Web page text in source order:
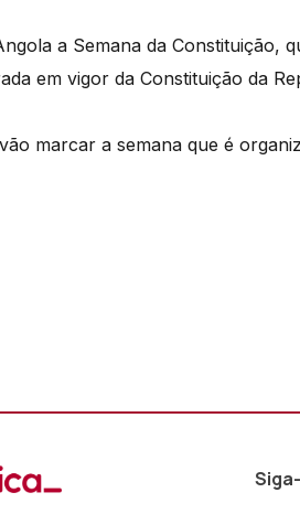
a Semana da Constituição,
em vigor da Constituição da
marcar a semana que é